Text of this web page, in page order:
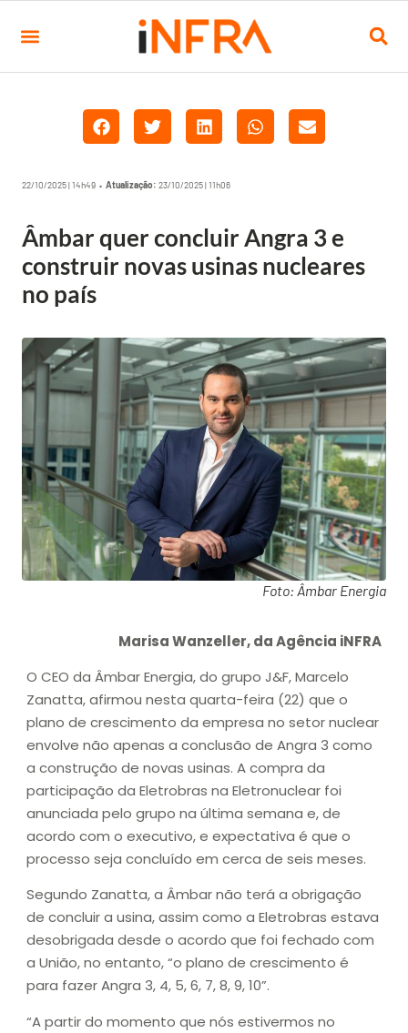
22/10/2025 | 14h49 • Atualização: 23/10/2025 | 11h06
Âmbar quer concluir Angra 3 e
construir novas usinas nucleares
no país
Foto: Âmbar Energia
Marisa Wanzeller, da Agência iNFRA
O CEO da Âmbar Energia, do grupo J&F, Marcelo
Zanatta, afirmou nesta quarta-feira (22) que o
plano de crescimento da empresa no setor nuclear
envolve não apenas a conclusão de Angra 3 como
a construção de novas usinas. A compra da
participação da Eletrobras na Eletronuclear foi
anunciada pelo grupo na última semana e, de
acordo com o executivo, e expectativa é que o
processo seja concluído em cerca de seis meses.
Segundo Zanatta, a Âmbar não terá a obrigação
de concluir a usina, assim como a Eletrobras estava
desobrigada desde o acordo que foi fechado com
a União, no entanto, “o plano de crescimento é
para fazer Angra 3, 4, 5, 6, 7, 8, 9, 10”.
“A partir do momento que nós estivermos no